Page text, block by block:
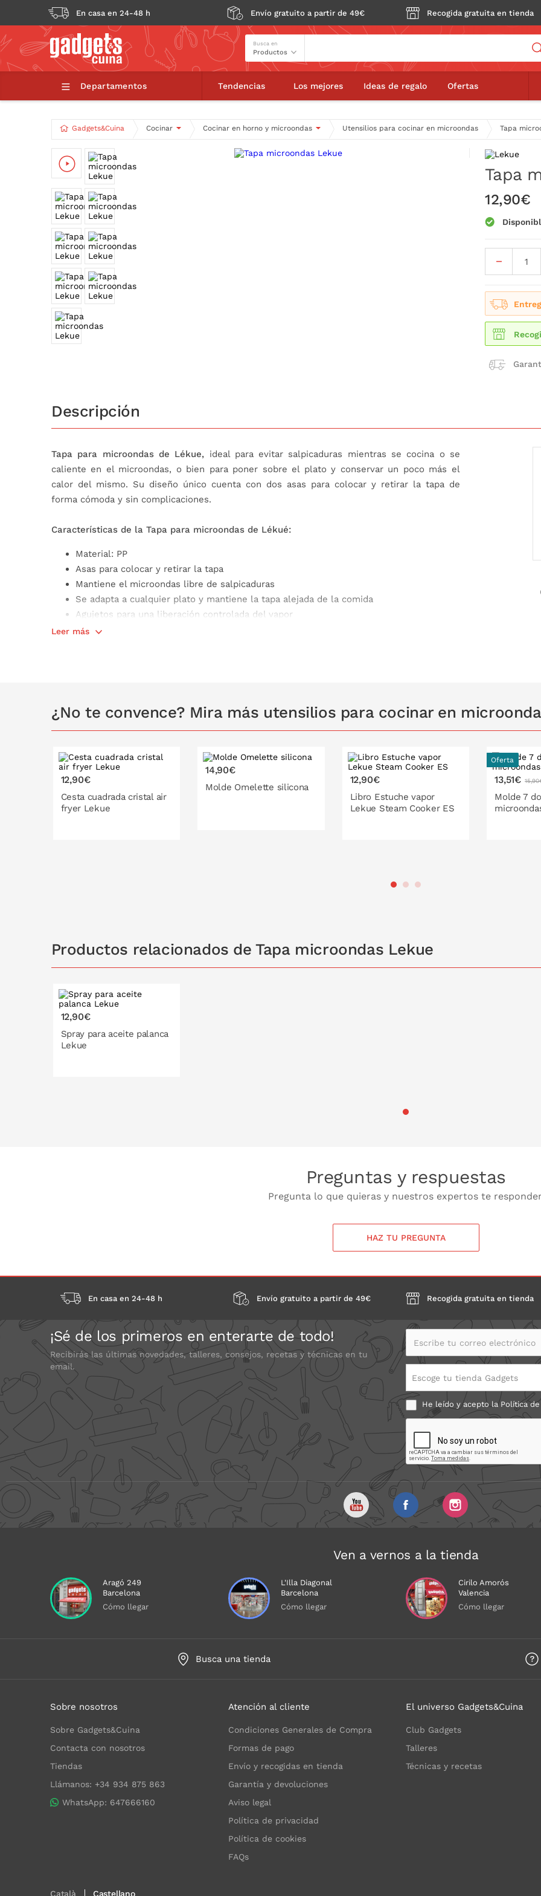
En casa en 24-48 h Envío gratuito a partir de 49€ Recogida gratuita en tienda
Busca en
Departamentos Tendencias Los mejores Ideas de regalo Ofertas
Gadgets&Cuina Cocinar Cocinar en horno y microondas Utensilios para cocinar en microondas Tapa
Tapa microondas Lekue
Tapa
12,90€
Descripción
Tapa para microondas de Lékue, ideal para evitar salpicaduras mientras se cocina o se
caliente en el microondas, o bien para poner sobre el plato y conservar un poco más el
calor del mismo. Su diseño único cuenta con dos asas para colocar y retirar la tapa de
forma cómoda y sin complicaciones.
Características de la Tapa para microondas de Lékué:
Material: PP
Asas para colocar y retirar la tapa
Mantiene el microondas libre de salpicaduras
Se adapta a cualquier plato y mantiene la tapa alejada de la comida
Agujetos para una liberación controlada del vapor
Las asas son desmontables para limpiar la tapa en profundidad, tan solo tendrás que
Leer más
¿No te convence? Mira más utensilios para cocinar en
12,90€
Cesta cuadrada cristal air
fryer Lekue
14,90€
Molde Omelette silicona
12,90€
Libro Estuche vapor
Lekue Steam Cooker ES
PONLO EN LA CESTA
Oferta
13,51€
Molde 7
Productos relacionados de Tapa microondas Lekue
12,90€
Spray para aceite palanca
Lekue
Preguntas y respuestas
Pregunta lo que quieras y nuestros expertos te
HAZ TU PREGUNTA
En casa en 24-48 h Envío gratuito a partir de 49€ Recogida gratuita en tienda
¡Sé de los primeros en enterarte de todo!
Recibirás las últimas novedades, talleres, consejos, recetas y técnicas en tu
email.
Escribe tu correo electrónico
Escoge tu tienda Gadgets
He leído y acepto la Política
Ven a vernos a la tienda
Aragó 249
Barcelona
Cómo llegar
L'Illa Diagonal
Barcelona
Cómo llegar
Cirilo Amorós
Valencia
Cómo llegar
Busca una tienda
Sobre nosotros
Sobre Gadgets&Cuina
Contacta con nosotros
Tiendas
Llámanos: +34 934 875 863
WhatsApp: 647666160
Atención al cliente
Condiciones Generales de Compra
Formas de pago
Envío y recogidas en tienda
Garantía y devoluciones
Aviso legal
Política de privacidad
Política de cookies
FAQs
El universo Gadgets&Cuina
Club Gadgets
Talleres
Técnicas y recetas
Català Castellano